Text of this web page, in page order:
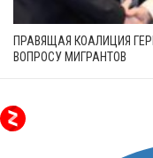
ПРАВЯЩАЯ КОАЛИЦИЯ
ВОПРОСУ МИГРАНТОВ